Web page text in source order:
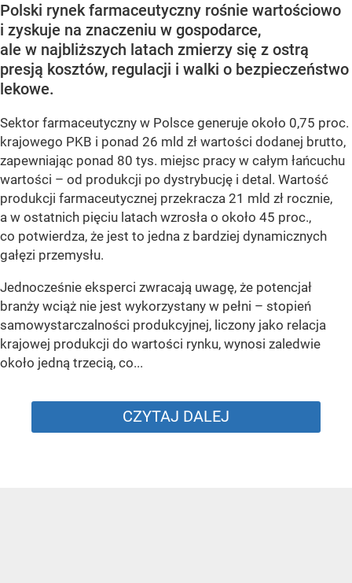
Polski rynek farmaceutyczny rośnie wartościowo
i zyskuje na znaczeniu w gospodarce,
ale w najbliższych latach zmierzy się z ostrą
presją kosztów, regulacji i walki o bezpieczeństwo
lekowe.
Sektor farmaceutyczny w Polsce generuje około 0,75 proc.
krajowego PKB i ponad 26 mld zł wartości dodanej brutto,
zapewniając ponad 80 tys. miejsc pracy w całym łańcuchu
wartości – od produkcji po dystrybucję i detal. Wartość
produkcji farmaceutycznej przekracza 21 mld zł rocznie,
a w ostatnich pięciu latach wzrosła o około 45 proc.,
co potwierdza, że jest to jedna z bardziej dynamicznych
gałęzi przemysłu.
Jednocześnie eksperci zwracają uwagę, że potencjał
branży wciąż nie jest wykorzystany w pełni – stopień
samowystarczalności produkcyjnej, liczony jako relacja
krajowej produkcji do wartości rynku, wynosi zaledwie
około jedną trzecią, co...
CZYTAJ DALEJ